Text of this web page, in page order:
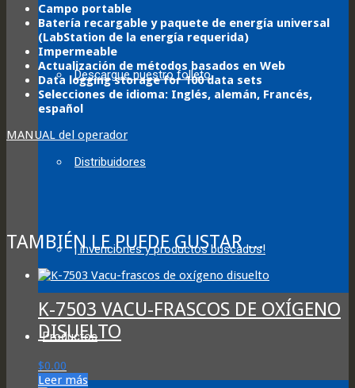
Descargue nuestro folleto
Distribuidores
¡ invenciones y productos buscados!
Productos
Campo portable
Batería recargable y paquete de energía universal
(LabStation de la energía requerida)
Impermeable
Actualización de métodos basados en Web
Data logging storage for 100 data sets
Selecciones de idioma: Inglés, alemán, Francés,
español
MANUAL del operador
TAMBIÉN LE PUEDE GUSTAR ...
K-7503 VACU-FRASCOS DE OXÍGENO
DISUELTO
$0.00
Leer más